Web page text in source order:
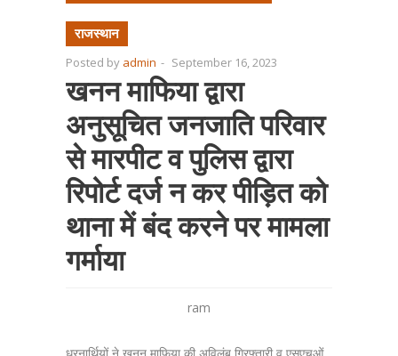
राजस्थान
Posted by admin - September 16, 2023
खनन माफिया द्वारा
अनुसूचित जनजाति परिवार
से मारपीट व पुलिस द्वारा
रिपोर्ट दर्ज न कर पीड़ित को
थाना में बंद करने पर मामला
गर्माया
ram
धरनार्थियों ने खनन माफिया की अविलंब गिरफ्तारी व एसएचओं